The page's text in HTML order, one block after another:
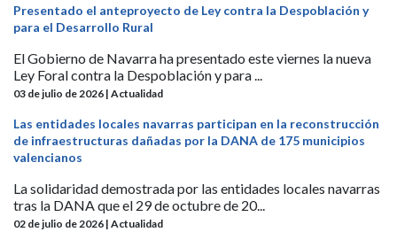
Presentado el anteproyecto de Ley contra la Despoblación y
para el Desarrollo Rural
El Gobierno de Navarra ha presentado este viernes la nueva
Ley Foral contra la Despoblación y para ...
03 de julio de 2026 | Actualidad
Las entidades locales navarras participan en la reconstrucción
de infraestructuras dañadas por la DANA de 175 municipios
valencianos
La solidaridad demostrada por las entidades locales navarras
tras la DANA que el 29 de octubre de 20...
02 de julio de 2026 | Actualidad